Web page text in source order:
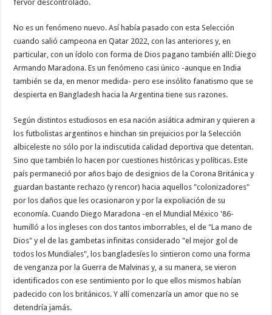
fervor descontrolado.
No es un fenómeno nuevo. Así había pasado con esta Selección
cuando salió campeona en Qatar 2022, con las anteriores y, en
particular, con un ídolo con forma de Dios pagano también allí: Diego
Armando Maradona. Es un fenómeno casi único -aunque en India
también se da, en menor medida- pero ese insólito fanatismo que se
despierta en Bangladesh hacia la Argentina tiene sus razones.
Según distintos estudiosos en esa nación asiática admiran y quieren a
los futbolistas argentinos e hinchan sin prejuicios por la Selección
albiceleste no sólo por la indiscutida calidad deportiva que detentan.
Sino que también lo hacen por cuestiones históricas y políticas. Este
país permaneció por años bajo de designios de la Corona Británica y
guardan bastante rechazo (y rencor) hacia aquellos "colonizadores"
por los daños que les ocasionaron y por la expoliación de su
economía. Cuando Diego Maradona -en el Mundial México '86-
humilló a los ingleses con dos tantos imborrables, el de "La mano de
Dios" y el de las gambetas infinitas considerado "el mejor gol de
todos los Mundiales", los bangladesíes lo sintieron como una forma
de venganza por la Guerra de Malvinas y, a su manera, se vieron
identificados con ese sentimiento por lo que ellos mismos habían
padecido con los británicos. Y allí comenzaría un amor que no se
detendría jamás.